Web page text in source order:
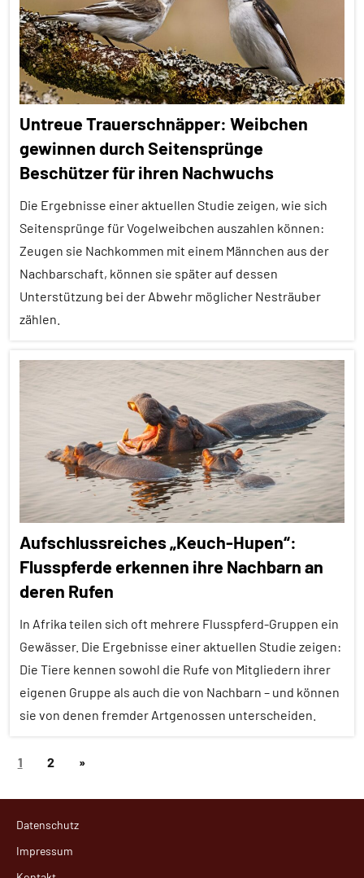
Wirbeltiere
Themen
Alle
Tiergruppen
Fortbewegung
Fortpflanzung
aller
Kürze
Sozialverhalten
Spinnentiere
Wirbellose
Untreue Trauerschnäpper: Weibchen
gewinnen durch Seitensprünge
Beschützer für ihren Nachwuchs
Die Ergebnisse einer aktuellen Studie zeigen, wie sich
Seitensprünge für Vogelweibchen auszahlen können:
Zeugen sie Nachkommen mit einem Männchen aus der
Nachbarschaft, können sie später auf dessen
Unterstützung bei der Abwehr möglicher Nesträuber
zählen.
Artikel
Tiergruppen
Brutpflege
Forschung
aktuell
Fortpflanzung
Fressfeinde
Kooperation
Beziehungen
Verwandtschaft
Aufschlussreiches „Keuch-Hupen“:
Flusspferde erkennen ihre Nachbarn an
deren Rufen
In Afrika teilen sich oft mehrere Flusspferd-Gruppen ein
Gewässer. Die Ergebnisse einer aktuellen Studie zeigen:
Die Tiere kennen sowohl die Rufe von Mitgliedern ihrer
eigenen Gruppe als auch die von Nachbarn – und können
sie von denen fremder Artgenossen unterscheiden.
Alle
Themen
Seitennummerierung
1 2
Nächste
»
Datenschutz
Impressum